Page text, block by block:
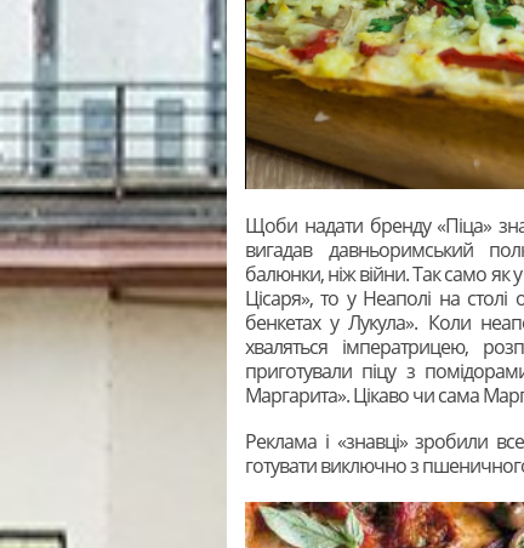
Щоби надати бренду «Піца»
вигадав давньоримський
балюнки, ніж війни. Так само як
Цісаря», то у Неаполі на столі
бенкетах у Лукула». Коли
хваляться імператрицею,
приготували піцу з
Маргарита». Цікаво чи сама
Реклама і «знавці» зробили
готувати виключно з